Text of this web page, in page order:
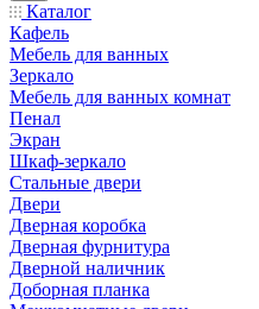
Каталог
Кафель
Мебель для ванных
Зеркало
Мебель для ванных комнат
Пенал
Экран
Шкаф-зеркало
Стальные двери
Двери
Дверная коробка
Дверная фурнитура
Дверной наличник
Доборная планка